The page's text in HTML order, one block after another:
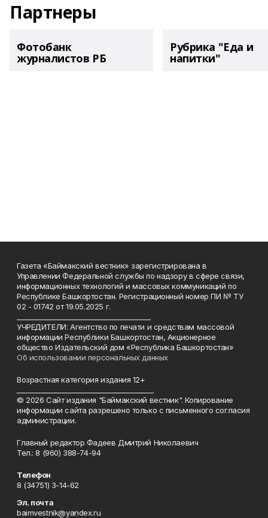
Партнеры
Фотобанк
журналистов РБ
Рубрика "Еда и
напитки"
Газета «Баймакский вестник» зарегистрирована в
Управлении Федеральной службы по надзору в сфере связи,
информационных технологий и массовых коммуникаций по
Республике Башкортостан. Регистрационный номер ПИ № ТУ
02 - 01742 от 19.05.2025 г.
УЧРЕДИТЕЛИ: Агентство по печати и средствам массовой
информации Республики Башкортостан, Акционерное
общество Издательский дом «Республика Башкортостан»
Об использовании персональных данных
Возрастная категория издания 12+
© 2026 Сайт издания "Баймакский вестник". Копирование
информации сайта разрешено только с письменного согласия
администрации.
Главный редактор Фадеев Дмитрий Николаевич
Тел.: 8 (960) 388-74-94
Телефон
8 (34751) 3-14-62
Эл. почта
baimvestnik@yandex.ru